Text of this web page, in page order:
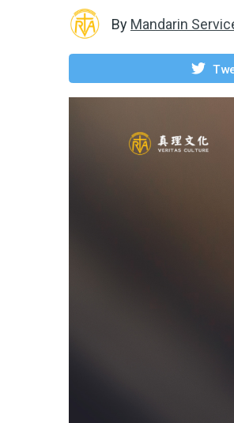
By Mandarin